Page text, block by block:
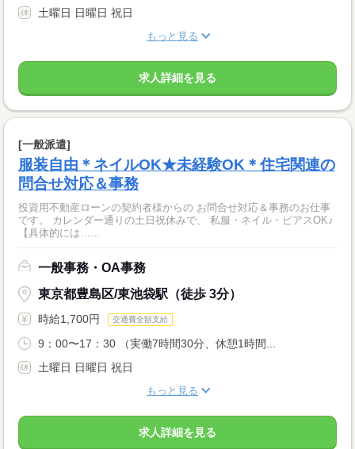
土曜日 日曜日 祝日
もっと見る
求人詳細を見る
[一般派遣]
服装自由＊ネイルOK★未経験OK＊住宅関連の
問合せ対応＆事務
投資用不動産ローンの契約者様からの お問合せ対応＆事務のお仕事
です。 カレンダー通りの土日祝休みで、 私服・ネイル・ピアスOK♪
【具体的には…...
一般事務・OA事務
東京都豊島区/東池袋駅（徒歩 3分）
時給1,700円 交通費全額支給
9：00〜17：30 （実働7時間30分、休憩1時間...
土曜日 日曜日 祝日
もっと見る
求人詳細を見る